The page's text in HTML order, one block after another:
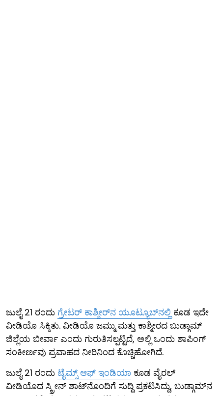
ಜುಲೈ 21 ರಂದು ಗ್ರೇಟರ್ ಕಾಶ್ಮೀರ್‌ನ ಯೂಟ್ಯೂಬ್​ನಲ್ಲಿ ಕೂಡ ಇದೇ
ವೀಡಿಯೊ ಸಿಕ್ಕಿತು. ವೀಡಿಯೊ ಜಮ್ಮು ಮತ್ತು ಕಾಶ್ಮೀರದ ಬುಡ್ಗಾಮ್
ಜಿಲ್ಲೆಯ ಬೀರ್ವಾ ಎಂದು ಗುರುತಿಸಲ್ಪಟ್ಟಿದೆ, ಅಲ್ಲಿ ಒಂದು ಶಾಪಿಂಗ್
ಸಂಕೀರ್ಣವು ಪ್ರವಾಹದ ನೀರಿನಿಂದ ಕೊಚ್ಚಿಹೋಗಿದೆ.
ಜುಲೈ 21 ರಂದು ಟೈಮ್ಸ್ ಆಫ್ ಇಂಡಿಯಾ ಕೂಡ ವೈರಲ್
ವೀಡಿಯೊದ ಸ್ಕ್ರೀನ್ ಶಾಟ್​ನೊಂದಿಗೆ ಸುದ್ದಿ ಪ್ರಕಟಿಸಿದ್ದು, ಬುಡ್ಗಾಮ್‌ನ